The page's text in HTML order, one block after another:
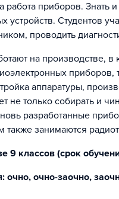
работа приборов. Знать
устройств. Студентов
проводить
на производстве,
приборов,
аппаратуры,
не только собирать и
разработанные
также занимаются
9 классов (срок
очно-заочно,